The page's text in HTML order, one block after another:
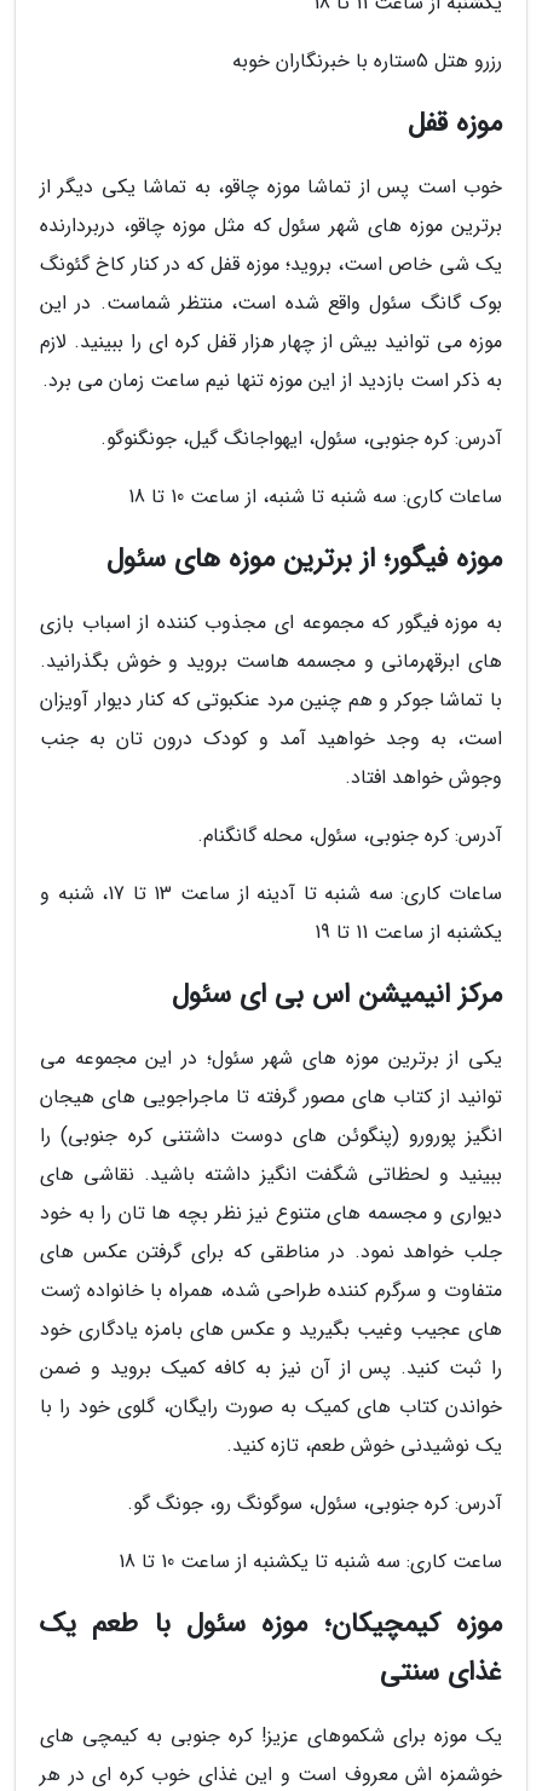
رزرو هتل 5ستاره با خبرنگاران خوبه
موزه قفل
خوب است پس از تماشا موزه چاقو، به تماشا یکی دیگر از
برترین موزه های شهر سئول که مثل موزه چاقو، دربردارنده
یک شی خاص است، بروید؛ موزه قفل که در کنار کاخ گئونگ
بوک گانگ سئول واقع شده است، منتظر شماست. در این
موزه می توانید بیش از چهار هزار قفل کره ای را ببینید. لازم
به ذکر است بازدید از این موزه تنها نیم ساعت زمان می برد.
آدرس: کره جنوبی، سئول، ایهواجانگ گیل، جونگنوگو.
ساعات کاری: سه شنبه تا شنبه، از ساعت 10 تا 18
موزه فیگور؛ از برترین موزه های سئول
به موزه فیگور که مجموعه ای مجذوب کننده از اسباب بازی
های ابرقهرمانی و مجسمه هاست بروید و خوش بگذرانید.
با تماشا جوکر و هم چنین مرد عنکبوتی که کنار دیوار آویزان
است، به وجد خواهید آمد و کودک درون تان به جنب
وجوش خواهد افتاد.
آدرس: کره جنوبی، سئول، محله گانگنام.
ساعات کاری: سه شنبه تا آدینه از ساعت 13 تا 17، شنبه و
یکشنبه از ساعت 11 تا 19
مرکز انیمیشن اس بی ای سئول
یکی از برترین موزه های شهر سئول؛ در این مجموعه می
توانید از کتاب های مصور گرفته تا ماجراجویی های هیجان
انگیز پورورو (پنگوئن های دوست داشتنی کره جنوبی) را
ببینید و لحظاتی شگفت انگیز داشته باشید. نقاشی های
دیواری و مجسمه های متنوع نیز نظر بچه ها تان را به خود
جلب خواهد نمود. در مناطقی که برای گرفتن عکس های
متفاوت و سرگرم کننده طراحی شده، همراه با خانواده ژست
های عجیب وغیب بگیرید و عکس های بامزه یادگاری خود
را ثبت کنید. پس از آن نیز به کافه کمیک بروید و ضمن
خواندن کتاب های کمیک به صورت رایگان، گلوی خود را با
یک نوشیدنی خوش طعم، تازه کنید.
آدرس: کره جنوبی، سئول، سوگونگ رو، جونگ گو.
ساعت کاری: سه شنبه تا یکشنبه از ساعت 10 تا 18
موزه کیمچیکان؛ موزه سئول با طعم یک
غذای سنتی
یک موزه برای شکموهای عزیز! کره جنوبی به کیمچی های
خوشمزه اش معروف است و این غذای خوب کره ای در هر